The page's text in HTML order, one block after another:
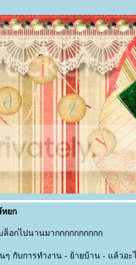
ยก
ล็อกไปนานมากกกกกกกกกก
กับการทำงาน - ย้ายบ้าน - แล้วอะ